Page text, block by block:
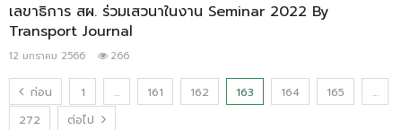
เลขาธิการ สผ. ร่วมเสวนาในงาน Seminar 2022 By
Transport Journal
12 มกราคม 2566 266
ก่อน 1 … 161 162 163 164 165
…
272
ต่อไป